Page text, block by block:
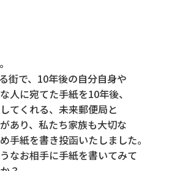
街で、10年後の自分自身や
人に宛てた手紙を10年後、
てくれる、未来郵便局と
あり、私たち家族も大切な
手紙を書き投函いたしました。
なお相手に手紙を書いてみて